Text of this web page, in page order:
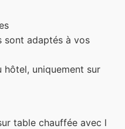
sont adaptés à vos
uniquement sur
table chauffée avec l